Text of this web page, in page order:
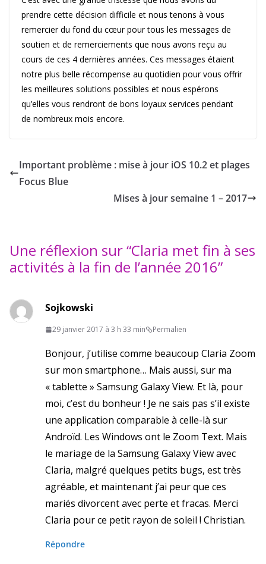
prendre cette décision difficile et nous tenons à vous
remercier du fond du cœur pour tous les messages de
soutien et de remerciements que nous avons reçu au
cours de ces 4 dernières années. Ces messages étaient
notre plus belle récompense au quotidien pour vous offrir
les meilleures solutions possibles et nous espérons
qu’elles vous rendront de bons loyaux services pendant
de nombreux mois encore.
Important problème : mise à jour iOS 10.2 et plages
Focus Blue
Mises à jour semaine 1 – 2017
Une réflexion sur “Claria met fin à ses
activités à la fin de l’année 2016”
Sojkowski
29 janvier 2017 à 3 h 33 min Permalien
Bonjour, j’utilise comme beaucoup Claria Zoom
sur mon smartphone… Mais aussi, sur ma
« tablette » Samsung Galaxy View. Et là, pour
moi, c’est du bonheur ! Je ne sais pas s’il existe
une application comparable à celle-là sur
Androïd. Les Windows ont le Zoom Text. Mais
le mariage de la Samsung Galaxy View avec
Claria, malgré quelques petits bugs, est très
agréable, et maintenant j’ai peur que ces
mariés divorcent avec perte et fracas. Merci
Claria pour ce petit rayon de soleil ! Christian.
Répondre